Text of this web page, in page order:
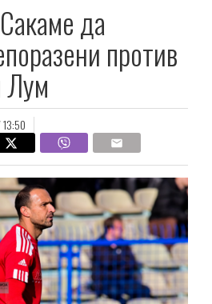
да
против
Лум